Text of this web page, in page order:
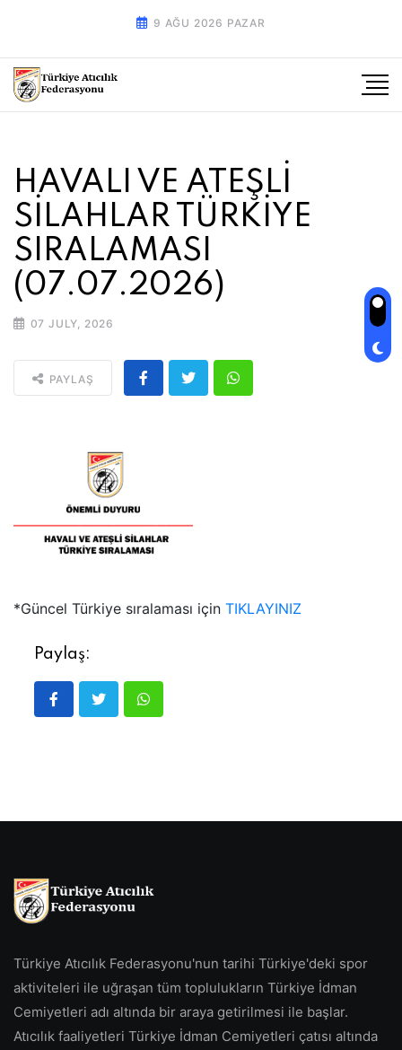
9 AĞU 2026 PAZAR
HAVALI VE ATEŞLİ
SİLAHLAR TÜRKİYE
SIRALAMASI
(07.07.2026)
07 JULY, 2026
PAYLAŞ
*Güncel Türkiye sıralaması için TIKLAYINIZ
Paylaş:
Türkiye Atıcılık Federasyonu'nun tarihi Türkiye'deki spor
aktiviteleri ile uğraşan tüm toplulukların Türkiye İdman
Cemiyetleri adı altında bir araya getirilmesi ile başlar.
Atıcılık faaliyetleri Türkiye İdman Cemiyetleri çatısı altında